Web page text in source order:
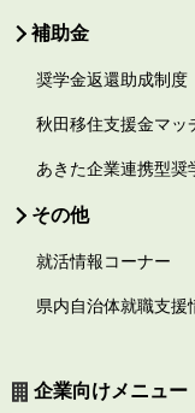
補助金
奨学金返還助成制度
秋田移住支援金マッ
あきた企業連携型奨
その他
就活情報コーナー
県内自治体就職支援
企業向けメニュー